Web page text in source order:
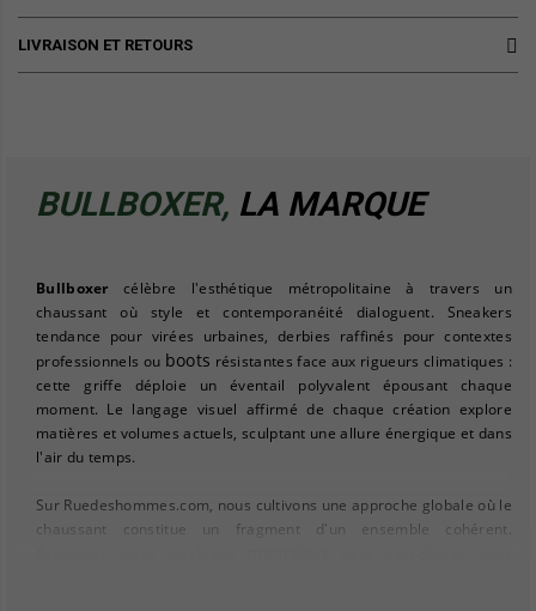
LIVRAISON ET RETOURS
BULLBOXER, LA MARQUE
Bullboxer célèbre l'esthétique métropolitaine à travers un
chaussant où style et contemporanéité dialoguent. Sneakers
tendance pour virées urbaines, derbies raffinés pour contextes
professionnels ou boots résistantes face aux rigueurs climatiques :
cette griffe déploie un éventail polyvalent épousant chaque
moment. Le langage visuel affirmé de chaque création explore
matières et volumes actuels, sculptant une allure énergique et dans
l'air du temps.
Sur Ruedeshommes.com, nous cultivons une approche globale où le
chaussant constitue un fragment d'un ensemble cohérent.